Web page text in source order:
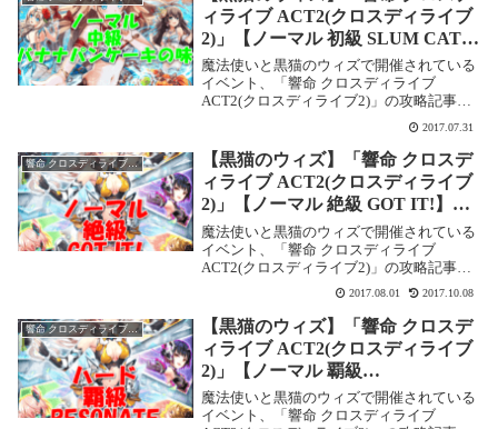
2)...
ィライブ ACT2(クロスディライブ
2)」【ノーマル 初級 SLUM CAT】
攻略情報！
魔法使いと黒猫のウィズで開催されている
イベント、「響命 クロスディライブ
ACT2(クロスディライブ2)」の攻略記事で
す。ここでは【ノーマル 初級 SLUM
CAT】を攻略します。響命 クロスディライ
ブ ACT2(クロスディライブ2)【ノー...
2017.07.31
響命 クロスディライブ ACT2(クロスディライブ2)
【黒猫のウィズ】「響命 クロスデ
ィライブ ACT2(クロスディライブ
2)」【ノーマル 絶級 GOT IT!】攻
略情報！
魔法使いと黒猫のウィズで開催されている
イベント、「響命 クロスディライブ
ACT2(クロスディライブ2)」の攻略記事で
す。ここでは【ノーマル 絶級 GOT IT!】を
攻略します。響命 クロスディライブ
ACT2(クロスディライブ2)【ノーマ...
2017.08.01 2017.10.08
響命 クロスディライブ ACT2(クロスディライブ2)
【黒猫のウィズ】「響命 クロスデ
ィライブ ACT2(クロスディライブ
2)」【ノーマル 覇級
RESONATE】攻略情報！
魔法使いと黒猫のウィズで開催されている
イベント、「響命 クロスディライブ